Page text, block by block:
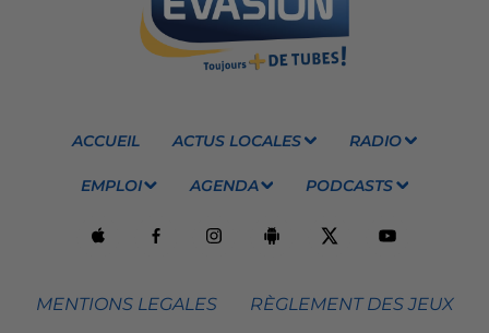
ACCUEIL ACTUS LOCALES RADIO
EMPLOI AGENDA PODCASTS
MENTIONS LEGALES RÈGLEMENT DES JEUX